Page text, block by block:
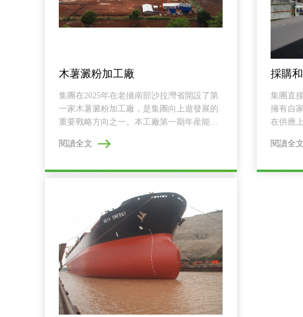
木薯澱粉加工廠
集團在2025年在老撾南部沙拉灣省開設了第
一家木薯澱粉加工廠，是集團向上遊發展的
重要戰略方向之一。本工廠第一期年産能爲5
閱讀全文
採購
集團直
擁有自
在供應
閱讀全文